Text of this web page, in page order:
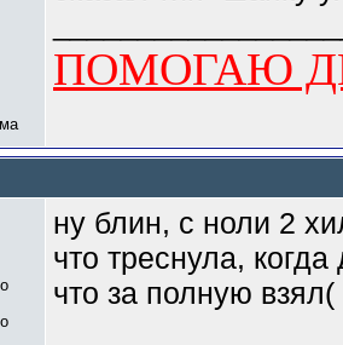
ПОМОГАЮ
ну блин, с ноли 2
что треснула,
что за полную